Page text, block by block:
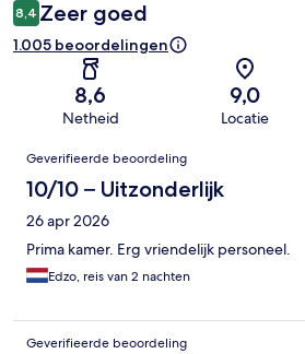
8,4 Zeer goed
1.005 beoordelingen
8,6
Netheid
9,0
Locatie
Beoordelingen
Geverifieerde beoordeling
10/10 – Uitzonderlijk
26 apr 2026
Prima kamer. Erg vriendelijk personeel.
Edzo, reis van 2 nachten
Geverifieerde beoordeling